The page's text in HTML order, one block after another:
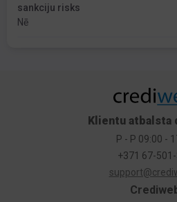
sankciju risks
Nē
Klientu atbalsta
P - P 09:00 -
+371 67-